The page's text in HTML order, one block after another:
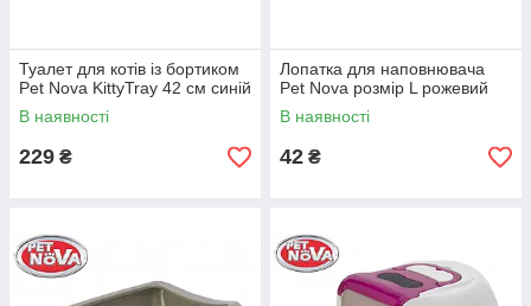
Туалет для котів із бортиком
Pet Nova KittyTray 42 см синій
В наявності
229 ₴
Лопатка для наповнювача
Pet Nova розмір L рожевий
В наявності
42 ₴